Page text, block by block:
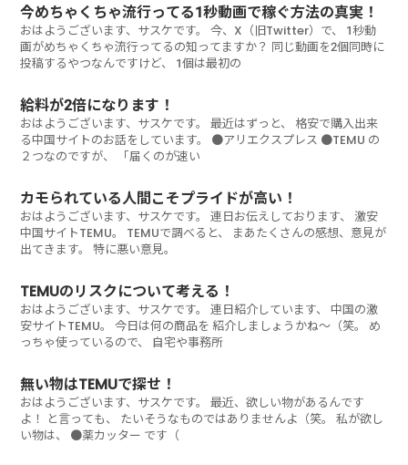
今めちゃくちゃ流行ってる1秒動画で稼ぐ方法の真実！
おはようございます、サスケです。 今、X（旧Twitter）で、 1秒動
画がめちゃくちゃ流行ってるの知ってますか？ 同じ動画を2個同時に
投稿するやつなんですけど、 1個は最初の
給料が2倍になります！
おはようございます、サスケです。 最近はずっと、 格安で購入出来
る中国サイトのお話をしています。 ●アリエクスプレス ●TEMU の
２つなのですが、 「届くのが速い
カモられている人間こそプライドが高い！
おはようございます、サスケです。 連日お伝えしております、 激安
中国サイトTEMU。 TEMUで調べると、 まあたくさんの感想、意見が
出てきます。 特に悪い意見。
TEMUのリスクについて考える！
おはようございます、サスケです。 連日紹介しています、 中国の激
安サイトTEMU。 今日は何の商品を 紹介しましょうかね～（笑。 め
っちゃ使っているので、 自宅や事務所
無い物はTEMUで探せ！
おはようございます、サスケです。 最近、欲しい物があるんです
よ！ と言っても、 たいそうなものではありませんよ（笑。 私が欲し
い物は、 ●薬カッター です（